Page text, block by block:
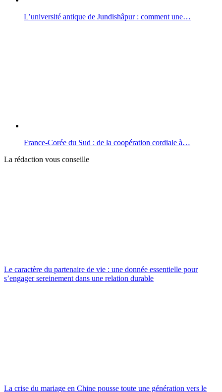
L’université antique de Jundishâpur : comment une…
France‑Corée du Sud : de la coopération cordiale à…
La rédaction vous conseille
Le caractère du partenaire de vie : une donnée essentielle pour
s’engager sereinement dans une relation durable
La crise du mariage en Chine pousse toute une génération vers le